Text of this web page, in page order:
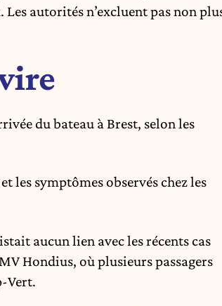
autorités n’excluent pas non
du bateau à Brest, selon les
les symptômes observés chez les
aucun lien avec les récents cas
Hondius, où plusieurs passagers
Vert.